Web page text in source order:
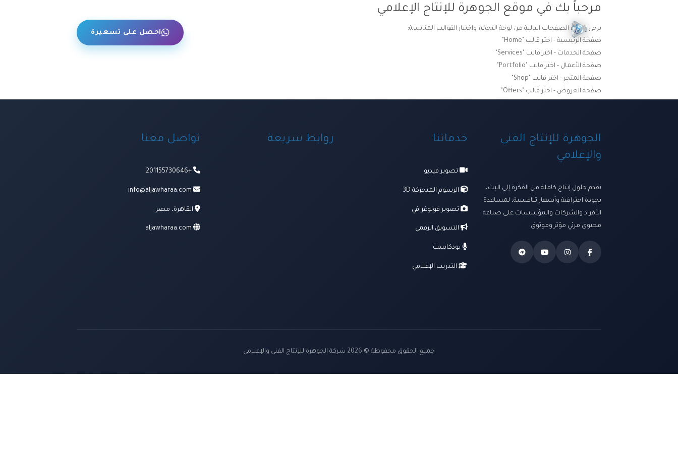
الرئيسية ترسانتنا الإبداعية ومنظومة الخدمات احصل على تسعيرة
مرحباً بك في موقع الجوهرة للإنتاج الإعلامي
يرجى إنشاء الصفحات التالية من لوحة التحكم واختيار القوالب المناسبة:
صفحة الرئيسية - اختر قالب "Home"
صفحة الخدمات - اختر قالب "Services"
صفحة الأعمال - اختر قالب "Portfolio"
صفحة المتجر - اختر قالب "Shop"
صفحة العروض - اختر قالب "Offers"
الجوهرة للإنتاج الفني
والإعلامي
نقدم حلول إنتاج كاملة من الفكرة إلى البث،
بجودة احترافية وأسعار تنافسية، لمساعدة
الأفراد والشركات والمؤسسات على صناعة
محتوى مرئي مؤثر وموثوق.
خدماتنا
تصوير فيديو
الرسوم المتحركة 3D
تصوير فوتوغرافي
التسويق الرقمي
بودكاست
التدريب الإعلامي
روابط سريعة تواصل معنا
+201155730646
info@aljawharaa.com
القاهرة، مصر
aljawharaa.com
جميع الحقوق محفوظة © 2026 شركة الجوهرة للإنتاج الفني والإعلامي